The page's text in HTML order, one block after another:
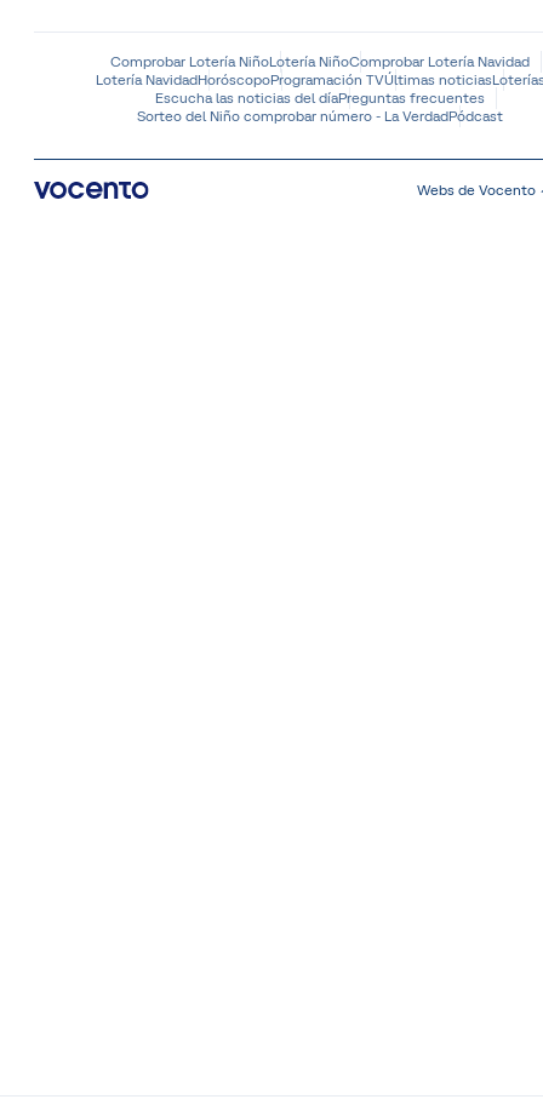
Comprobar Lotería NiñoLotería NiñoComprobar Lotería Navidad
Lotería NavidadHoróscopoProgramación TVÚltimas noticias
Escucha las noticias del díaPreguntas frecuentes
Sorteo del Niño comprobar número - La VerdadPódcast
Webs de Vocento